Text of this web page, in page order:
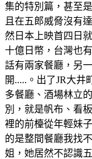
集的特別篇，甚至
且在五郎威脅沒有
然日本上映首四日
十億日幣，台灣也
話有兩家餐廳，另
開.....。出了JR大
多餐廳、酒場林立
別，就是帆布、看
裡的前檯從年輕妹
的是整間餐廳我找
姐，她居然不認識